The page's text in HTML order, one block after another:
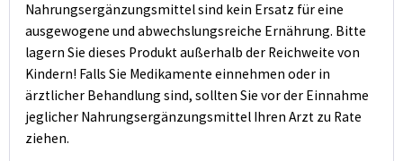
Nahrungsergänzungsmittel sind kein Ersatz für eine
ausgewogene und abwechslungsreiche Ernährung. Bitte
lagern Sie dieses Produkt außerhalb der Reichweite von
Kindern! Falls Sie Medikamente einnehmen oder in
ärztlicher Behandlung sind, sollten Sie vor der Einnahme
jeglicher Nahrungsergänzungsmittel Ihren Arzt zu Rate
ziehen.